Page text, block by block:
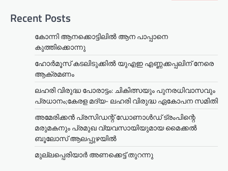
Recent Posts
കോന്നി ആനക്കൊട്ടിലിൽ ആന പാപ്പാനെ
കുത്തിക്കൊന്നു
ഹോർമൂസ് കടലിടുക്കിൽ യുഎഇ എണ്ണക്കപ്പലിന് നേരെ
ആക്രമണം
ലഹരി വിരുദ്ധ പോരാട്ടം: ചികിത്സയും പുനരധിവാസവും
പ്രധാനം;കേരള മദ്യ- ലഹരി വിരുദ്ധ ഏകോപന സമിതി
അമേരിക്കൻ പ്രസിഡന്റ് ഡോണാൾഡ് ട്രംപിന്റെ
മരുമകനും പ്രമുഖ വ്യവസായിയുമായ മൈക്കൽ
ബൂലോസ് ആലപ്പുഴയിൽ
മുല്ലപ്പെരിയാര്‍ അണക്കെട്ട് തുറന്നു